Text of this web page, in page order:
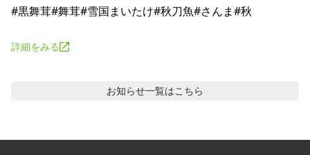
詳細をみる
お知らせ一覧はこちら